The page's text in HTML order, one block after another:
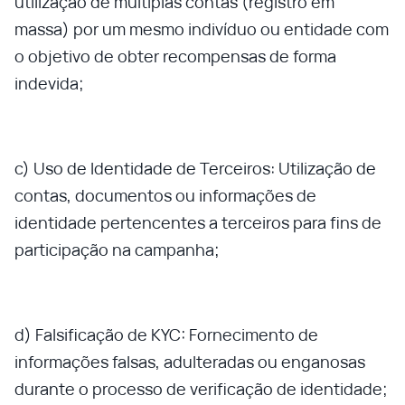
massa) por um mesmo indivíduo ou entidade com
o objetivo de obter recompensas de forma
indevida;
c) Uso de Identidade de Terceiros: Utilização de
contas, documentos ou informações de
identidade pertencentes a terceiros para fins de
participação na campanha;
d) Falsificação de KYC: Fornecimento de
informações falsas, adulteradas ou enganosas
durante o processo de verificação de identidade;